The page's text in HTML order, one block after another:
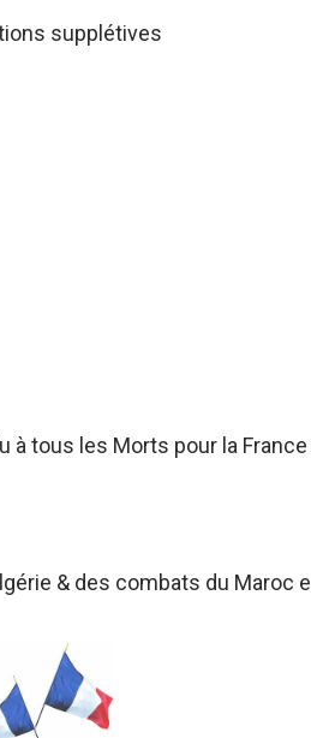
supplétives
à tous les Morts pour la France
& des combats du Maroc